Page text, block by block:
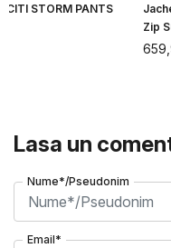
STORM PANTS
Zip
Lasa un
Nume*/Pseudonim
Email*